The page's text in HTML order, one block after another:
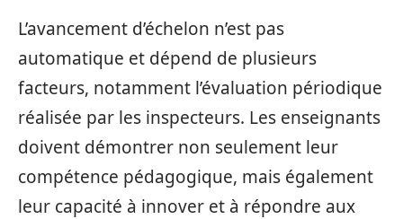
L’avancement d’échelon n’est pas
automatique et dépend de plusieurs
facteurs, notamment l’évaluation périodique
réalisée par les inspecteurs. Les enseignants
doivent démontrer non seulement leur
compétence pédagogique, mais également
leur capacité à innover et à répondre aux